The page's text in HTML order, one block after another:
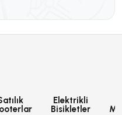
Elektrikli
Bisikletler